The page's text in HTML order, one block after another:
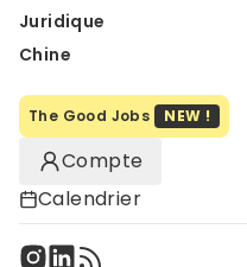
Juridique
Chine
The Good Jobs NEW !
Compte
Calendrier